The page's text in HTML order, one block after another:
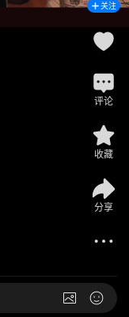
关注
评论
收藏
分享